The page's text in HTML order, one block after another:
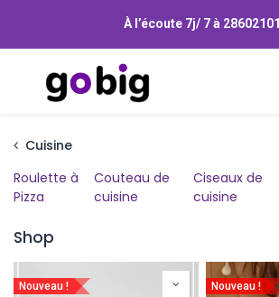
À l’écoute 7j/ 7 à 28602101
Cuisine
Roulette à
Pizza
Couteau de
cuisine
Ciseaux de
cuisine
Shop
Nouveau ! Nouveau !